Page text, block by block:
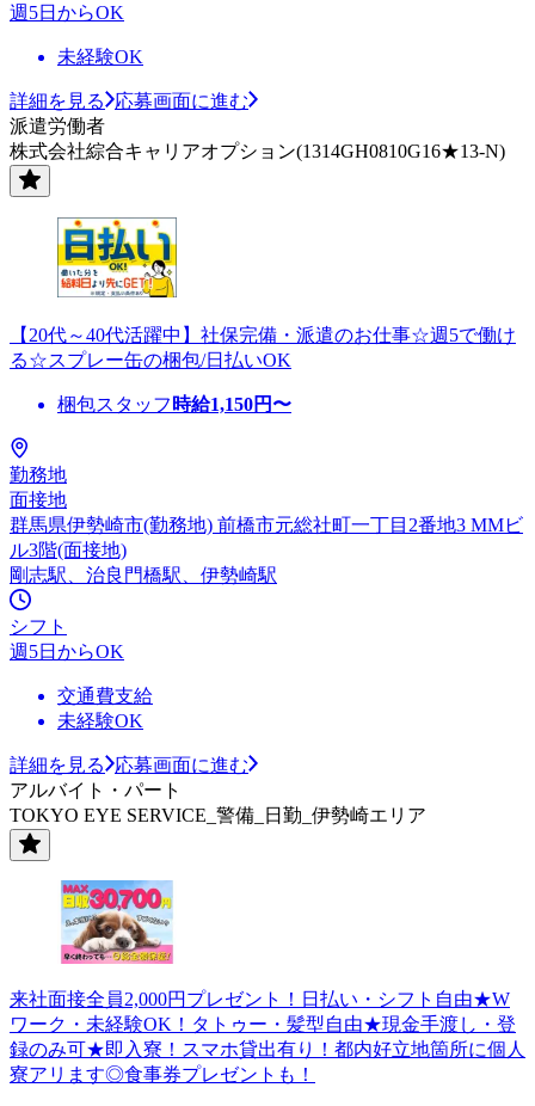
週5日からOK
未経験OK
詳細を見る
応募画面に進む
派遣労働者
株式会社綜合キャリアオプション(1314GH0810G16★13-N)
【20代～40代活躍中】社保完備・派遣のお仕事☆週5で働け
る☆スプレー缶の梱包/日払いOK
梱包スタッフ 時給1,150円〜
勤務地
面接地
群馬県伊勢崎市(勤務地) 前橋市元総社町一丁目2番地3 MMビ
ル3階(面接地)
剛志駅、治良門橋駅、伊勢崎駅
シフト
週5日からOK
交通費支給
未経験OK
詳細を見る
応募画面に進む
アルバイト・パート
TOKYO EYE SERVICE_警備_日勤_伊勢崎エリア
来社面接全員2,000円プレゼント！日払い・シフト自由★W
ワーク・未経験OK！タトゥー・髪型自由★現金手渡し・登
録のみ可★即入寮！スマホ貸出有り！都内好立地箇所に個人
寮アリます◎食事券プレゼントも！